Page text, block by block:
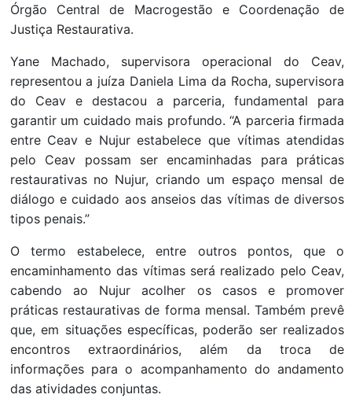
Órgão Central de Macrogestão e Coordenação de
Justiça Restaurativa.
Yane Machado, supervisora operacional do Ceav,
representou a juíza Daniela Lima da Rocha, supervisora
do Ceav e destacou a parceria, fundamental para
garantir um cuidado mais profundo. “A parceria firmada
entre Ceav e Nujur estabelece que vítimas atendidas
pelo Ceav possam ser encaminhadas para práticas
restaurativas no Nujur, criando um espaço mensal de
diálogo e cuidado aos anseios das vítimas de diversos
tipos penais.”
O termo estabelece, entre outros pontos, que o
encaminhamento das vítimas será realizado pelo Ceav,
cabendo ao Nujur acolher os casos e promover
práticas restaurativas de forma mensal. Também prevê
que, em situações específicas, poderão ser realizados
encontros extraordinários, além da troca de
informações para o acompanhamento do andamento
das atividades conjuntas.